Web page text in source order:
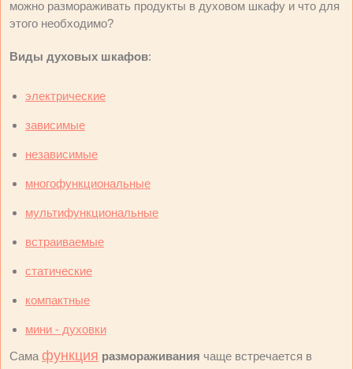
можно размораживать продукты в духовом шкафу и что для
этого необходимо?
Виды духовых шкафов:
электрические
зависимые
независимые
многофункциональные
мультифункциональные
встраиваемые
статические
компактные
мини - духовки
Сама функция размораживания чаще встречается в